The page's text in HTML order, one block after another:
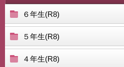
６年生(R8)
５年生(R8)
４年生(R8)